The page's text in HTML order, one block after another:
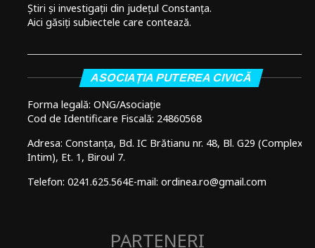
Știri și investigații din județul Constanța.
Aici găsiți subiectele care contează.
ASOCIAȚIA PUTEREA CIVICĂ
Forma legală: ONG/Asociație
Cod de Identificare Fiscală: 24860568
Adresa: Constanța, Bd. IC Brătianu nr. 48, Bl. G29 (Complex
Intim), Et. 1, Biroul 7.
Telefon: 0241.625.564E-mail: ordinea.ro@gmail.com
PARTENERI